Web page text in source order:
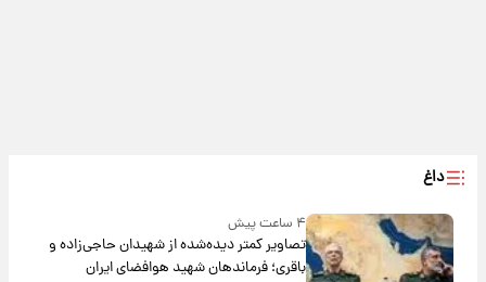
داغ
۴ ساعت پیش
تصاویر کمتر دیده‌شده از شهیدان حاجی‌زاده و
باقری؛ فرماندهان شهید هوافضای ایران